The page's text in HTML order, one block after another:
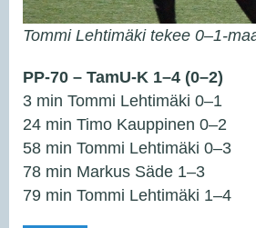
Tommi Lehtimäki tekee 0–1-
PP-70 – TamU-K 1–4 (0–2)
3 min Tommi Lehtimäki 0–1
24 min Timo Kauppinen 0–2
58 min Tommi Lehtimäki 0–3
78 min Markus Säde 1–3
79 min Tommi Lehtimäki 1–4